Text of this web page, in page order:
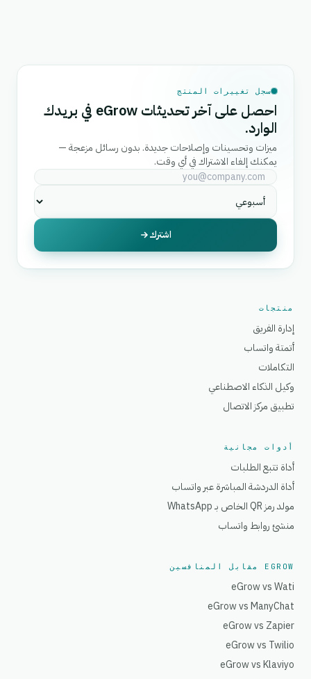
سجل تغييرات المنتج
احصل على آخر تحديثات eGrow في بريدك
الوارد.
ميزات وتحسينات وإصلاحات جديدة. بدون رسائل مزعجة —
يمكنك إلغاء الاشتراك في أي وقت.
اشترك
منتجات
إدارة الفريق
أتمتة واتساب
التكاملات
وكيل الذكاء الاصطناعي
تطبيق مركز الاتصال
أدوات مجانية
أداة تتبع الطلبات
أداة الدردشة المباشرة عبر واتساب
مولد رمز QR الخاص بـ WhatsApp
منشئ روابط واتساب
EGROW مقابل المنافسين
eGrow vs Wati
eGrow vs ManyChat
eGrow vs Zapier
eGrow vs Twilio
eGrow vs Klaviyo